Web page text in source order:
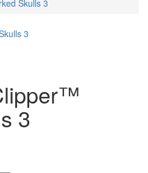
Skulls 3
3